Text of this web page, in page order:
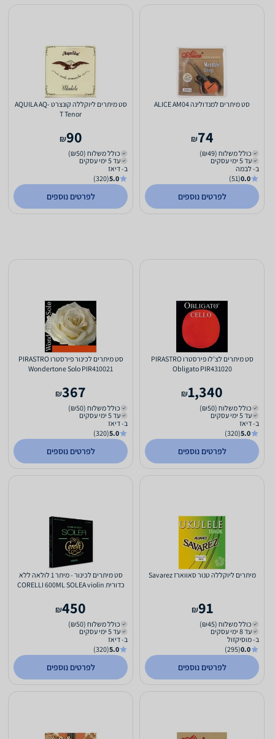
סט מיתרים למנדולינה ALICE AM04
74
₪
כולל משלוח (₪49)
עד 5 ימי עסקים
ב- לבמה
0.0
(51)
לפרטים נוספים
סט מיתרים ליוקללה קונצרט AQUILA AQ-
T Tenor
90
₪
כולל משלוח (₪50)
עד 5 ימי עסקים
ב- דיאז
5.0
(320)
לפרטים נוספים
סט מיתרים לצ'לו פירסטרו PIRASTRO
Obligato PIR431020
1,340
₪
כולל משלוח (₪50)
עד 5 ימי עסקים
ב- דיאז
5.0
(320)
לפרטים נוספים
סט מיתרים לכינור פירסטרו PIRASTRO
Wondertone Solo PIR410021
367
₪
כולל משלוח (₪50)
עד 5 ימי עסקים
ב- דיאז
5.0
(320)
לפרטים נוספים
מיתרים ליוקללה טנור סאווארז Savarez
91
₪
כולל משלוח (₪45)
עד 8 ימי עסקים
ב- מוסיקזול
0.0
(295)
לפרטים נוספים
סט מיתרים לכינור - מיתר 1 לולאה ללא
כדורית CORELLI 600ML SOLEA violin
450
₪
כולל משלוח (₪50)
עד 5 ימי עסקים
ב- דיאז
5.0
(320)
לפרטים נוספים